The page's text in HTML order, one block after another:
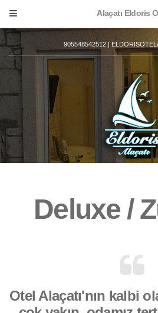
Alaçatı Eldoris
905548542512 |
Deluxe /
Otel Alaçatı'nın kalbi